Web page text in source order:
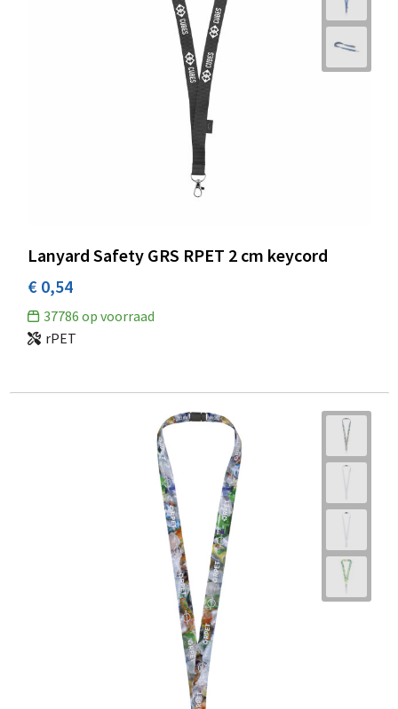
Lanyard Safety GRS RPET 2 cm keycord
€ 0,54
37786 op voorraad
rPET